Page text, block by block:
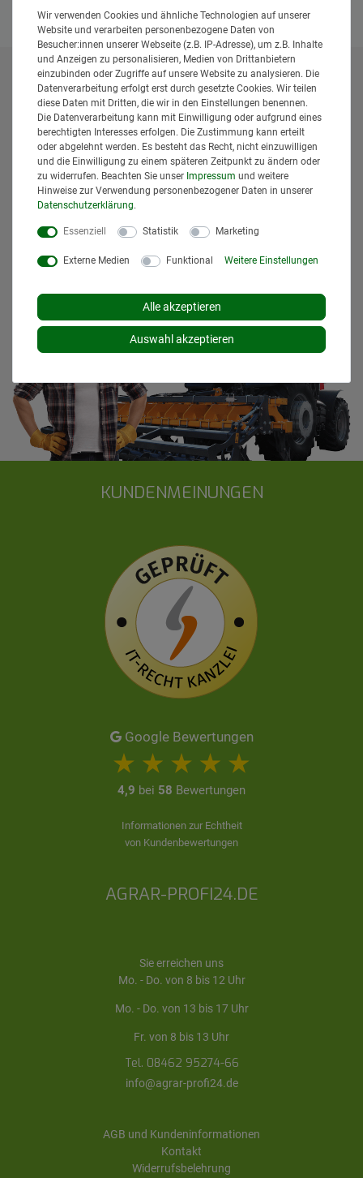
* Alle Preise inklusive gesetzlicher Mehrwertsteuer und
zuzüglichVersandkosten. Der Versand erfolgt bei vielen
Artikeln bei Bestellungen bis 14 Uhr und Sofortbezahlung
(z.B. PayPal) bereits am gleichen Werktag. Die angegebenen
Lieferzeiten gelten für Lieferungen innerhalb Deutschlands.
Die angezeigten Versandkosten beziehen sich auf den
Versand innerhalb Deutschlands, soweit kein anders
Lieferland ausgewählt wurde. Versandkosten und
denVersandinformationen.
KUNDENMEINUNGEN
Google Bewertungen
4,9 bei 58 Bewertungen
Informationen zur Echtheit
von Kundenbewertungen
AGRAR-PROFI24.DE
Sie erreichen uns
Mo. - Do. von 8 bis 12 Uhr
Mo. - Do. von 13 bis 17 Uhr
Fr. von 8 bis 13 Uhr
Tel. 08462 95274-66
info@agrar-profi24.de
AGB und Kundeninformationen
Kontakt
Widerrufsbelehrung
Wir verwenden Cookies und ähnliche Technologien auf unserer
Website und verarbeiten personenbezogene Daten von
Besucher:innen unserer Webseite (z.B. IP-Adresse), um z.B. Inhalte
und Anzeigen zu personalisieren, Medien von Drittanbietern
einzubinden oder Zugriffe auf unsere Website zu analysieren. Die
Datenverarbeitung erfolgt erst durch gesetzte Cookies. Wir teilen
diese Daten mit Dritten, die wir in den Einstellungen benennen.
Die Datenverarbeitung kann mit Einwilligung oder aufgrund eines
berechtigten Interesses erfolgen. Die Zustimmung kann erteilt
oder abgelehnt werden. Es besteht das Recht, nicht einzuwilligen
und die Einwilligung zu einem späteren Zeitpunkt zu ändern oder
zu widerrufen. Beachten Sie unser Impressum und weitere
Hinweise zur Verwendung personenbezogener Daten in unserer
Daten­schutz­erklärung.
Essenziell Statistik Marketing
Externe Medien Funktional Weitere Einstellungen
Alle akzeptieren
Auswahl akzeptieren